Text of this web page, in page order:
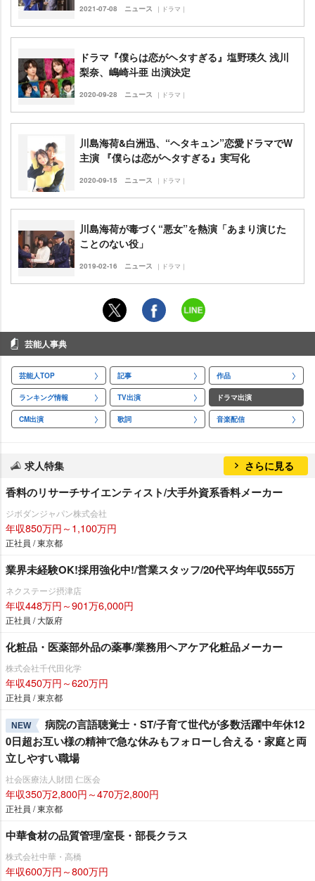
2021-07-08 ニュース ｜ドラマ｜
ドラマ『僕らは恋がヘタすぎる』塩野瑛久 浅川
梨奈、嶋崎斗亜 出演決定
2020-09-28 ニュース ｜ドラマ｜
川島海荷&白洲迅、“ヘタキュン”恋愛ドラマでW
主演 『僕らは恋がヘタすぎる』実写化
2020-09-15 ニュース ｜ドラマ｜
川島海荷が毒づく“悪女”を熱演「あまり演じた
ことのない役」
2019-02-16 ニュース ｜ドラマ｜
芸能人事典
芸能人TOP 記事 作品
ランキング情報 TV出演 ドラマ出演
CM出演 歌詞 音楽配信
求人特集 さらに見る
香料のリサーチサイエンティスト/大手外資系香料メーカー
ジボダンジャパン株式会社
年収850万円～1,100万円
正社員 / 東京都
業界未経験OK!採用強化中!/営業スタッフ/20代平均年収555万
ネクステージ摂津店
年収448万円～901万6,000円
正社員 / 大阪府
化粧品・医薬部外品の薬事/業務用ヘアケア化粧品メーカー
株式会社千代田化学
年収450万円～620万円
正社員 / 東京都
NEW
病院の言語聴覚士・ST/子育て世代が多数活躍中年休12
0日超お互い様の精神で急な休みもフォローし合える・家庭と両
立しやすい職場
社会医療法人財団 仁医会
年収350万2,800円～470万2,800円
正社員 / 東京都
中華食材の品質管理/室長・部長クラス
株式会社中華・高橋
年収600万円～800万円